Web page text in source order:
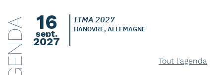
AGENDA 16
sept.
2027
ITMA 2027
HANOVRE, ALLEMAGNE
Tout l'agenda